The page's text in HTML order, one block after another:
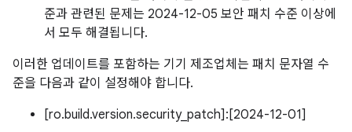
준과 관련된 문제는 2024-12-05 보안 패치 수준 이상에
서 모두 해결됩니다.
이러한 업데이트를 포함하는 기기 제조업체는 패치 문자열 수
준을 다음과 같이 설정해야 합니다.
[ro.build.version.security_patch]:[2024-12-01]